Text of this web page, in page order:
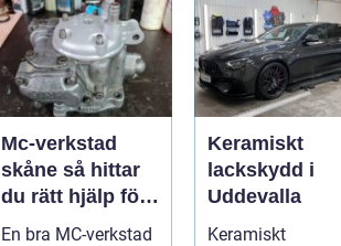
Mc-verkstad
skåne så hittar
du rätt hjälp för
din motorcykel
En bra MC-verkstad
Keramiskt
lackskydd i
Uddevalla
Keramiskt